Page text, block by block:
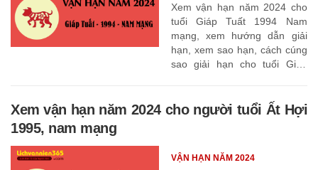
Xem vận hạn năm 2024 cho
tuổi Giáp Tuất 1994 Nam
mạng, xem hướng dẫn giải
hạn, xem sao hạn, cách cúng
sao giải hạn cho tuổi Giáp
Xem vận hạn năm 2024 cho người tuổi Ất Hợi
1995, nam mạng
VẬN HẠN NĂM 2024